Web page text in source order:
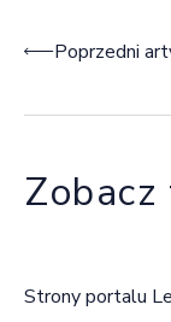
Nawigacja
Poprzedni
Strony portalu